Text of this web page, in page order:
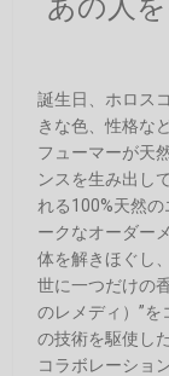
あの人
誕生日、ホロス
きな色、性格な
フューマーが天
ンスを生み出し
れる100%天然
ークなオーダー
体を解きほぐし
世に一つだけの
のレメディ）”
の技術を駆使し
コラボレーショ